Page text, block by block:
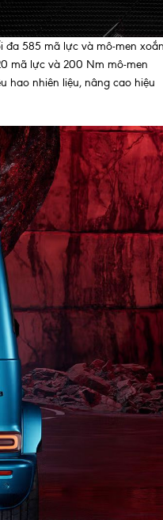
đa 585 mã lực và mô-men
mã lực và 200 Nm mô-men
hao nhiên liệu, nâng cao hiệu